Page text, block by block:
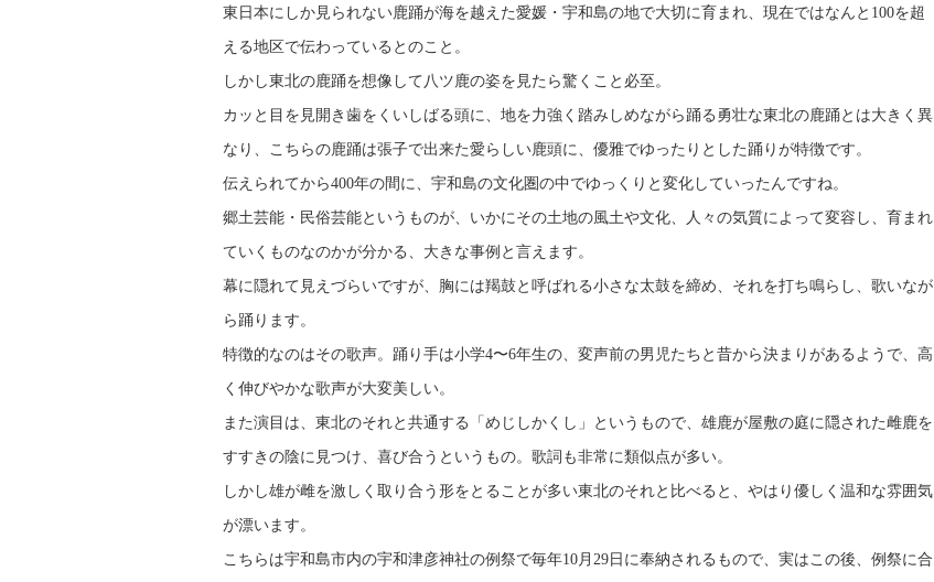
東日本にしか見られない鹿踊が海を越えた愛媛・宇和島の地で大切に育まれ、現在ではなんと100を超
える地区で伝わっているとのこと。
しかし東北の鹿踊を想像して八ツ鹿の姿を見たら驚くこと必至。
カッと目を見開き歯をくいしばる頭に、地を力強く踏みしめながら踊る勇壮な東北の鹿踊とは大きく異
なり、こちらの鹿踊は張子で出来た愛らしい鹿頭に、優雅でゆったりとした踊りが特徴です。
伝えられてから400年の間に、宇和島の文化圏の中でゆっくりと変化していったんですね。
郷土芸能・民俗芸能というものが、いかにその土地の風土や文化、人々の気質によって変容し、育まれ
ていくものなのかが分かる、大きな事例と言えます。
幕に隠れて見えづらいですが、胸には羯鼓と呼ばれる小さな太鼓を締め、それを打ち鳴らし、歌いなが
ら踊ります。
特徴的なのはその歌声。踊り手は小学4〜6年生の、変声前の男児たちと昔から決まりがあるようで、高
く伸びやかな歌声が大変美しい。
また演目は、東北のそれと共通する「めじしかくし」というもので、雄鹿が屋敷の庭に隠された雌鹿を
すすきの陰に見つけ、喜び合うというもの。歌詞も非常に類似点が多い。
しかし雄が雌を激しく取り合う形をとることが多い東北のそれと比べると、やはり優しく温和な雰囲気
が漂います。
こちらは宇和島市内の宇和津彦神社の例祭で毎年10月29日に奉納されるもので、実はこの後、例祭に合